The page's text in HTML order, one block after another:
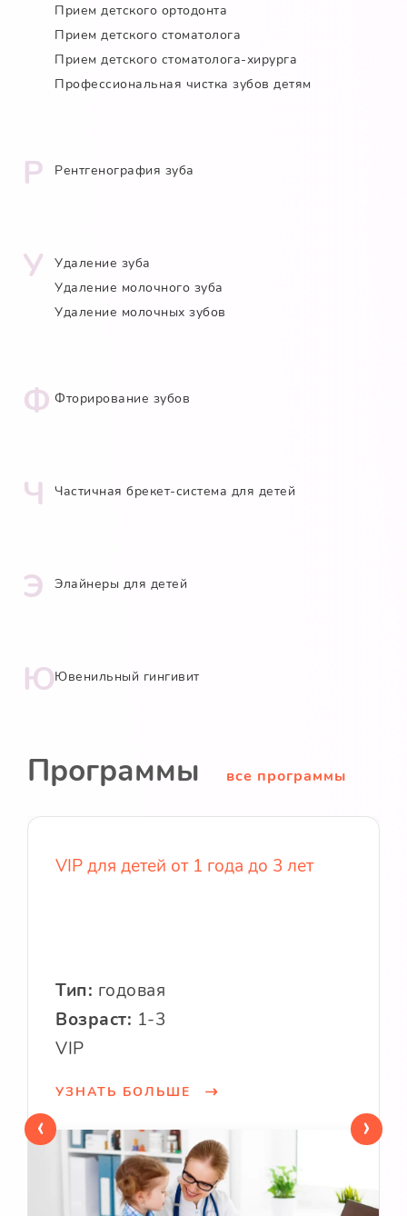
Прием детского ортодонта
Прием детского стоматолога
Прием детского стоматолога-хирурга
Профессиональная чистка зубов детям
Р Рентгенография зуба
У
Удаление зуба
Удаление молочного зуба
Удаление молочных зубов
Ф Фторирование зубов
Ч Частичная брекет-система для детей
Э Элайнеры для детей
ЮЮвенильный гингивит
Программы все программы
VIP для детей от 1 года до 3 лет
Тип: годовая
Возраст: 1-3
VIP
УЗНАТЬ БОЛЬШЕ
‹ ›